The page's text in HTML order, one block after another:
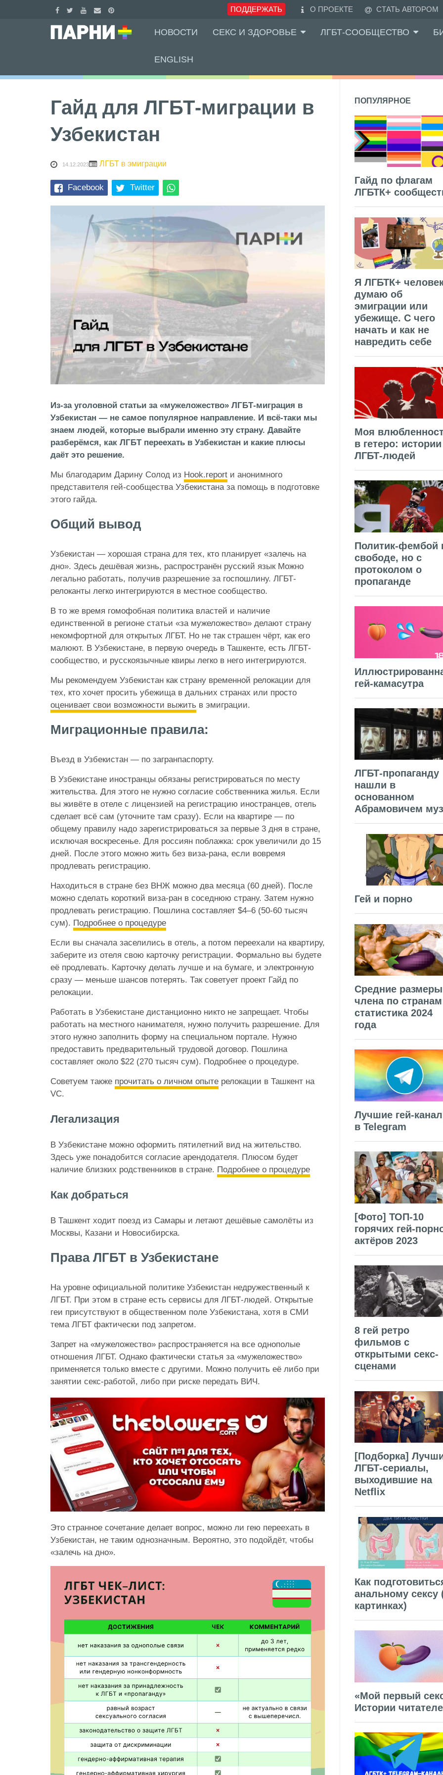
ПОДДЕРЖАТЬ О ПРОЕКТЕ СТАТЬ АВТОРОМ
НОВОСТИ СЕКС И ЗДОРОВЬЕ ЛГБТ-СООБЩЕСТВО
ENGLISH
Гайд для ЛГБТ-миграции в
Узбекистан
14.12.2023 ЛГБТ в эмиграции
Facebook Twitter
Из-за уголовной статьи за «мужеложество» ЛГБТ-миграция в
Узбекистан — не самое популярное направление. И всё-таки мы
знаем людей, которые выбрали именно эту страну. Давайте
разберёмся, как ЛГБТ переехать в Узбекистан и какие плюсы
даёт это решение.
Мы благодарим Дарину Солод из Hook.report и анонимного
представителя гей-сообщества Узбекистана за помощь в подготовке
этого гайда.
Общий вывод
Узбекистан — хорошая страна для тех, кто планирует «залечь на
дно». Здесь дешёвая жизнь, распространён русский язык Можно
легально работать, получив разрешение за госпошлину. ЛГБТ-
релоканты легко интегрируются в местное сообщество.
В то же время гомофобная политика властей и наличие
единственной в регионе статьи «за мужеложество» делают страну
некомфортной для открытых ЛГБТ. Но не так страшен чёрт, как его
малюют. В Узбекистане, в первую очередь в Ташкенте, есть ЛГБТ-
сообщество, и русскоязычные квиры легко в него интегрируются.
Мы рекомендуем Узбекистан как страну временной релокации для
тех, кто хочет просить убежища в дальних странах или просто
оценивает свои возможности выжить в эмиграции.
Миграционные правила:
Въезд в Узбекистан — по загранпаспорту.
В Узбекистане иностранцы обязаны регистрироваться по месту
жительства. Для этого не нужно согласие собственника жилья. Если
вы живёте в отеле с лицензией на регистрацию иностранцев, отель
сделает всё сам (уточните там сразу). Если на квартире — по
общему правилу надо зарегистрироваться за первые 3 дня в стране,
исключая воскресенье. Для россиян поблажка: срок увеличили до 15
дней. После этого можно жить без виза-рана, если вовремя
продлевать регистрацию.
Находиться в стране без ВНЖ можно два месяца (60 дней). После
можно сделать короткий виза-ран в соседнюю страну. Затем нужно
продлевать регистрацию. Пошлина составляет $4–6 (50-60 тысяч
сум). Подробнее о процедуре
Если вы сначала заселились в отель, а потом переехали на квартиру,
заберите из отеля свою карточку регистрации. Формально вы будете
её продлевать. Карточку делать лучше и на бумаге, и электронную
сразу — меньше шансов потерять. Так советует проект Гайд по
релокации.
Работать в Узбекистане дистанционно никто не запрещает. Чтобы
работать на местного нанимателя, нужно получить разрешение. Для
этого нужно заполнить форму на специальном портале. Нужно
предоставить предварительный трудовой договор. Пошлина
составляет около $22 (270 тысяч сум). Подробнее о процедуре.
Советуем также прочитать о личном опыте релокации в Ташкент на
VC.
Легализация
В Узбекистане можно оформить пятилетний вид на жительство.
Здесь уже понадобится согласие арендодателя. Плюсом будет
наличие близких родственников в стране. Подробнее о процедуре
Как добраться
В Ташкент ходит поезд из Самары и летают дешёвые самолёты из
Москвы, Казани и Новосибирска.
Права ЛГБТ в Узбекистане
На уровне официальной политике Узбекистан недружественный к
ЛГБТ. При этом в стране есть сервисы для ЛГБТ-людей. Открытые
геи присутствуют в общественном поле Узбекистана, хотя в СМИ
тема ЛГБТ фактически под запретом.
Запрет на «мужеложество» распространяется на все однополые
отношения ЛГБТ. Однако фактически статья за «мужеложество»
применяется только вместе с другими. Можно получить её либо при
занятии секс-работой, либо при риске передать ВИЧ.
Это странное сочетание делает вопрос, можно ли гею переехать в
Узбекистан, не таким однозначным. Вероятно, это подойдёт, чтобы
«залечь на дно».
ПОПУЛЯРНОЕ
Гайд по флагам
ЛГБТК+
Я ЛГБТК+
думаю об
эмиграции или
убежище. С чего
начать и как не
навредить себе
Моя
в гетеро: истории
ЛГБТ-людей
Политик-фембой
свободе, но с
протоколом о
пропаганде
гей-камасутра
ЛГБТ-пропаганду
нашли в
основанном
Абрамовичем
Гей и порно
Средние размеры
члена по
статистика 2024
года
Лучшие гей-
в Telegram
[Фото] ТОП-10
горячих гей-
актёров 2023
8 гей ретро
фильмов с
открытыми секс-
сценами
[Подборка]
ЛГБТ-сериалы,
выходившие на
Netflix
Как
анальному сексу
картинках)
«Мой первый
Истории